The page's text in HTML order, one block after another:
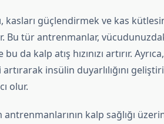
kasları güçlendirmek ve kas
Bu tür antrenmanlar,
da kalp atış hızınızı artırır.
insülin duyarlılığını
olur.
antrenmanlarının kalp sağlığı